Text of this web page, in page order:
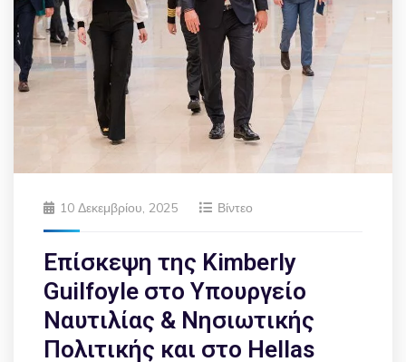
10 Δεκεμβρίου, 2025 Βίντεο
Επίσκεψη της Kimberly
Guilfoyle στο Υπουργείο
Ναυτιλίας & Νησιωτικής
Πολιτικής και στο Hellas